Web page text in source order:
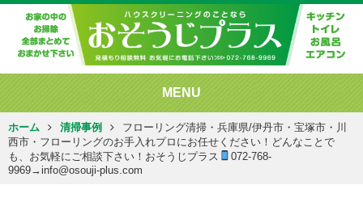
MENU
ホーム 清掃事例
フローリング清掃・兵庫県/伊丹市・宝塚市・川
西市・フローリングのお手入れプロにお任せください！どんなことで
も、お気軽にご相談下さい！おそうじプラス
072-768-
9969→info@osouji-plus.com